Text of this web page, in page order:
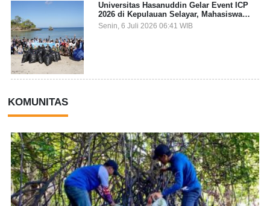
Universitas Hasanuddin Gelar Event ICP
2026 di Kepulauan Selayar, Mahasiswa
dari 27 Negara Jadi Partisipan
Senin, 6 Juli 2026 06:41 WIB
KOMUNITAS